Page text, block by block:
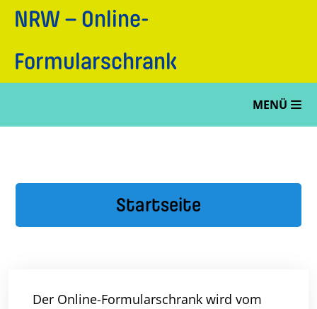
NRW – Online-
Formularschrank
MENÜ
Startseite
Der Online-Formularschrank wird vom